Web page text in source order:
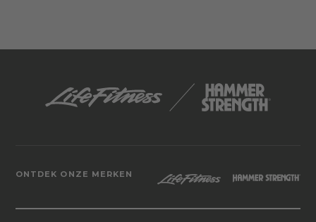
ONTDEK ONZE MERKEN